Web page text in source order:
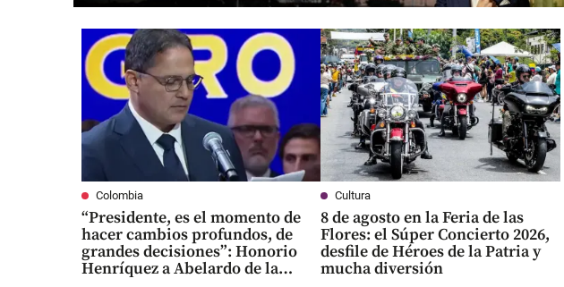
Colombia
“Presidente, es el momento de
hacer cambios profundos, de
grandes decisiones”: Honorio
Henríquez a Abelardo de la
Cultura
8 de agosto en la Feria de las
Flores: el Súper Concierto 2026,
desfile de Héroes de la Patria y
mucha diversión